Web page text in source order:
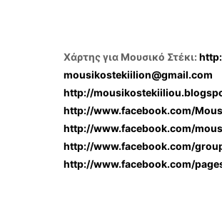
Χάρτης για Μουσικό Στέκι:
mousikostekiilion@gmail.com
http://
http://www.facebook.com/
http://www.facebook.com/
http://www.facebook.com/
http://www.facebook.com/